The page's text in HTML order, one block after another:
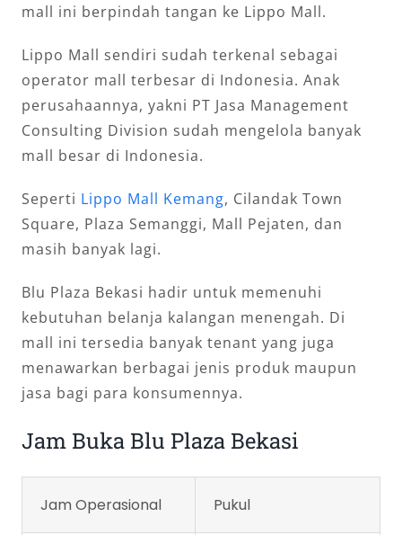
mall ini berpindah tangan ke Lippo Mall.
Lippo Mall sendiri sudah terkenal sebagai
operator mall terbesar di Indonesia. Anak
perusahaannya, yakni PT Jasa Management
Consulting Division sudah mengelola banyak
mall besar di Indonesia.
Seperti Lippo Mall Kemang, Cilandak Town
Square, Plaza Semanggi, Mall Pejaten, dan
masih banyak lagi.
Blu Plaza Bekasi hadir untuk memenuhi
kebutuhan belanja kalangan menengah. Di
mall ini tersedia banyak tenant yang juga
menawarkan berbagai jenis produk maupun
jasa bagi para konsumennya.
Jam Buka Blu Plaza Bekasi
Jam Operasional Pukul